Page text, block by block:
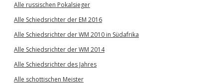
Alle russischen Pokalsieger
Alle Schiedsrichter der EM 2016
Alle Schiedsrichter der WM 2010 in Südafrika
Alle Schiedsrichter der WM 2014
Alle Schiedsrichter des Jahres
Alle schottischen Meister